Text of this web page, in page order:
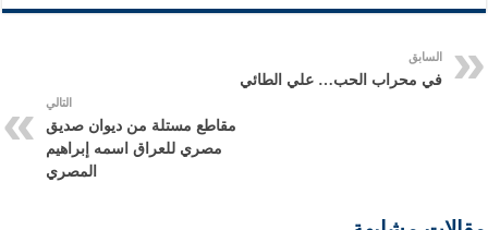
السابق
في محراب الحب… علي الطائي
التالي
مقاطع مستلة من ديوان صديق
مصري للعراق اسمه إبراهيم
المصري